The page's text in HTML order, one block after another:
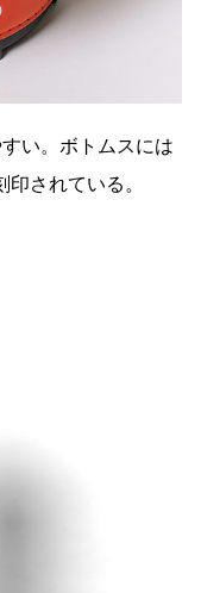
い。ボトムスには
されている。